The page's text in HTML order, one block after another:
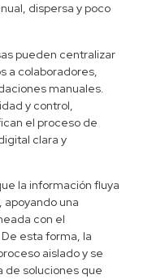
dispersa y poco
pueden centralizar
a colaboradores,
manuales.
y control,
el proceso de
clara y
la información fluya
una
con el
De esta forma, la
aislado y se
de soluciones que